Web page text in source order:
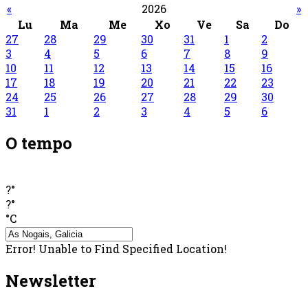
« 2026
»
Lu
Ma Me Xo Ve Sa
Do
27
28 29 30 31 1
2
3
4 5 6 7 8
9
10
11 12 13 14 15
16
17
18 19 20 21 22
23
24
25 26 27 28 29
30
31
1 2 3 4 5 6
O tempo
?°
?°
°C
Error! Unable to Find Specified Location!
Newsletter